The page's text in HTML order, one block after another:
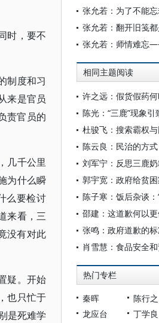
时，要不
制度和习
来是官员
责官员的
几千公里
为什么瞬
么要检讨
来看，三
没有对此
疑。开始
也只忙于
是死难学
张允若：为了不能
相同主题阅读
许之远：假货假药何
陈光：“三鹿”现象
陈云良：民治的方式
陈子寒：饭后杂谈
邵建：这道歉何以
张鸣：政府道歉的
热门专栏
秦晖 陈行之
龙应台
丁学良